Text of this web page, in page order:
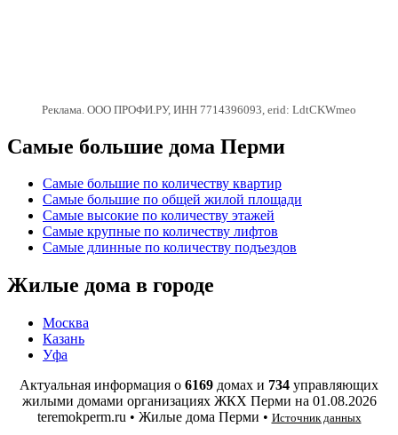
Реклама. ООО ПРОФИ.РУ, ИНН 7714396093, erid: LdtCKWmeo
Самые большие дома Перми
Самые большие по количеству квартир
Самые большие по общей жилой площади
Самые высокие по количеству этажей
Самые крупные по количеству лифтов
Самые длинные по количеству подъездов
Жилые дома в городе
Москва
Казань
Уфа
Актуальная информация о 6169 домах и 734 управляющих
жилыми домами организациях ЖКХ Перми на 01.08.2026
teremokperm.ru • Жилые дома Перми • Источник данных